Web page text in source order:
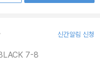
신간알림 신청
7-8